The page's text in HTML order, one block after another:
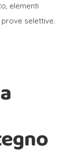
elementi
selettive.